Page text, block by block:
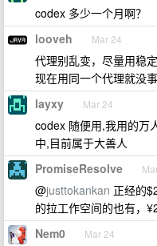
codex 多少一个月啊？
looveh Mar 24
代理别乱变，尽量用稳
现在用同一个代理就没
layxy Mar 24
codex 随便用,我用的万
中,目前属于大善人
PromiseResolve
@justtokankan 正经的
的拉工作空间的也有，
Nem0 Mar 24